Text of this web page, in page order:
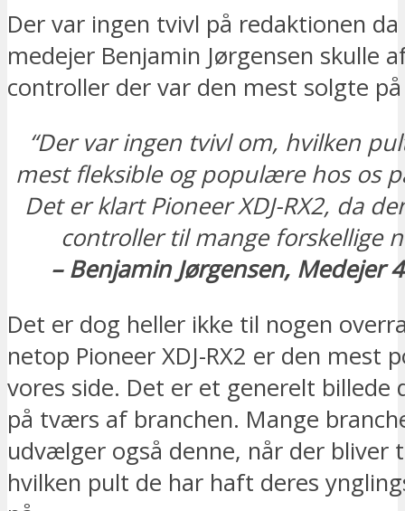
Der var ingen tvivl på redaktionen da
medejer Benjamin Jørgensen skulle
controller der var den mest solgte
“Der var ingen tvivl om, hvilken
mest fleksible og populære hos os
Det er klart Pioneer XDJ-RX2, da
controller til mange forskellige
– Benjamin Jørgensen, Medejer
Det er dog heller ikke til nogen
netop Pioneer XDJ-RX2 er den mest
vores side. Det er et generelt billede
på tværs af branchen. Mange
udvælger også denne, når der bliver
hvilken pult de har haft deres